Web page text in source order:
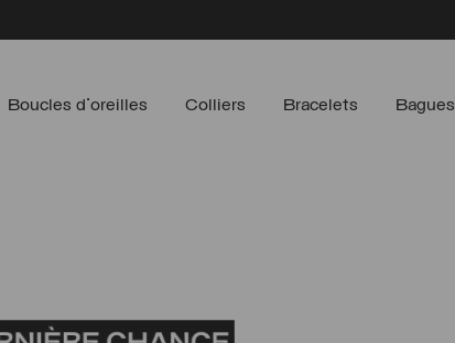
Boucles d'oreilles Colliers Bracelets Bagues